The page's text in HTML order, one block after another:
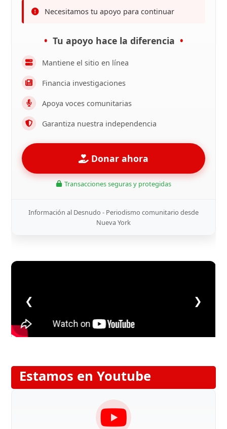
Necesitamos tu apoyo para continuar
Tu apoyo hace la diferencia
Mantiene el sitio en línea
Financia investigaciones
Apoya voces comunitarias
Garantiza nuestra independencia
Donar ahora
Transacciones seguras y protegidas
Información al Desnudo - Periodismo comunitario desde
Nueva York
❮ ❯
Estamos en Youtube